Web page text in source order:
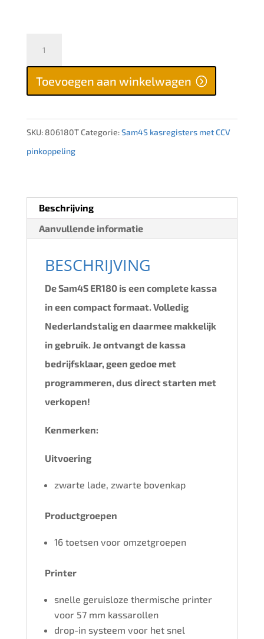
aantal
Toevoegen aan winkelwagen
SKU: 806180TCategorie:Sam4S kasregisters met CCV
pinkoppeling
Beschrijving
Aanvullende informatie
BESCHRIJVING
De Sam4S ER180 is een complete kassa
in een compact formaat. Volledig
Nederlandstalig en daarmee makkelijk
in gebruik. Je ontvangt de kassa
bedrijfsklaar, geen gedoe met
programmeren, dus direct starten met
verkopen!
Kenmerken:
Uitvoering
zwarte lade, zwarte bovenkap
Productgroepen
16 toetsen voor omzetgroepen
Printer
snelle geruisloze thermische printer
voor 57 mm kassarollen
drop-in systeem voor het snel